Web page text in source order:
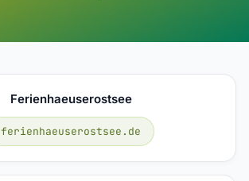
Ferienhaeuserostsee
ferienhaeuserostsee.de